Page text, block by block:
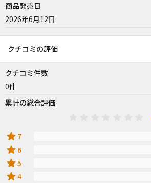
商品発売日
2026年6月12日
クチコミの評価
クチコミ件数
0件
累計の総合評価
star 7
star 6
star5
star4